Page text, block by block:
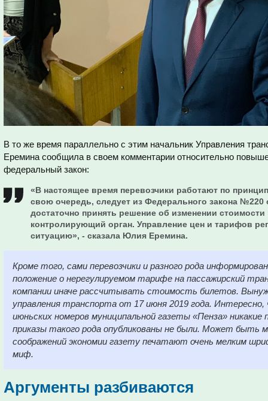
В то же время параллельно с этим начальник Управления
Еремина сообщила в своем комментарии относительно
федеральный закон:
«В настоящее время перевозчики работают по
свою очередь, следует из Федерального закона №220
достаточно принять решение об изменении
контролирующий орган. Управление цен и тарифов
ситуацию», - сказала Юлия Еремина.
Кроме того, сами перевозчики и разного рода
положение о нерегулируемом тарифе на пассажирский
компании иначе рассчитывать стоимость билетов.
управления транспорта от 17 июня 2019 года. Интересно,
июньских номеров муниципальной газеты «Пенза» никакие
приказы такого рода опубликованы не были. Может быть
соображений экономии газету печатают очень мелким
миф.
Аргументы разбиваются